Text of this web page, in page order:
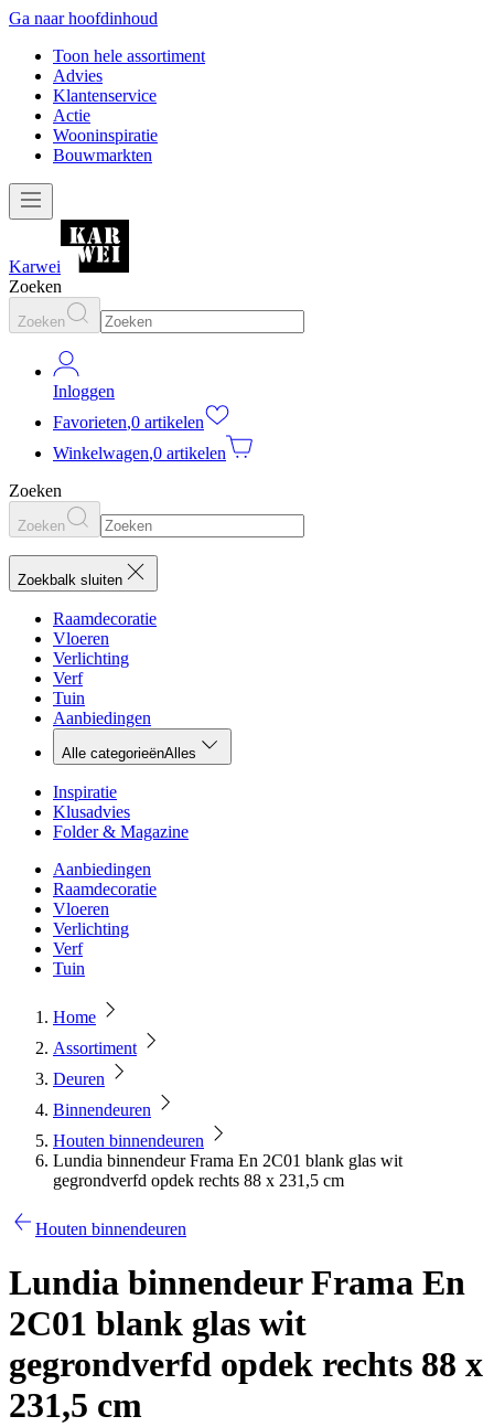
Ga naar hoofdinhoud
Toon hele assortiment
Advies
Klantenservice
Actie
Wooninspiratie
Bouwmarkten
Karwei
Zoeken
Zoeken
Inloggen
Favorieten,0 artikelen
Winkelwagen,0 artikelen
Zoeken
Zoeken
Zoekbalk sluiten
Raamdecoratie
Vloeren
Verlichting
Verf
Tuin
Aanbiedingen
Alle categorieënAlles
Inspiratie
Klusadvies
Folder & Magazine
Aanbiedingen
Raamdecoratie
Vloeren
Verlichting
Verf
Tuin
Home
Assortiment
Deuren
Binnendeuren
Houten binnendeuren
Lundia binnendeur Frama En 2C01 blank glas wit
gegrondverfd opdek rechts 88 x 231,5 cm
Houten binnendeuren
Lundia binnendeur Frama En
2C01 blank glas wit
gegrondverfd opdek rechts 88 x
231,5 cm